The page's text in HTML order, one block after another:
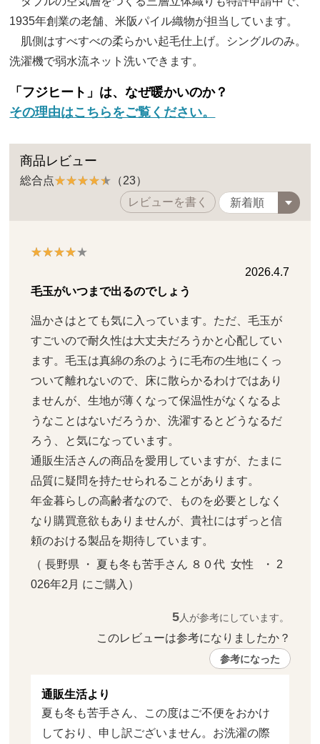
1935年創業の老舗、米阪パイル織物が担当しています。
肌側はすべすべの柔らかい起毛仕上げ。シングルのみ。
洗濯機で弱水流ネット洗いできます。
「フジヒート」は、なぜ暖かいのか？
その理由はこちらをご覧ください。
商品レビュー
総合点
（23）
レビューを書く
2026.4.7
毛玉がいつまで出るのでしょう
温かさはとても気に入っています。ただ、毛玉が
すごいので耐久性は大丈夫だろうかと心配してい
ます。毛玉は真綿の糸のように毛布の生地にくっ
ついて離れないので、床に散らかるわけではあり
ませんが、生地が薄くなって保温性がなくなるよ
うなことはないだろうか、洗濯するとどうなるだ
ろう、と気になっています。
通販生活さんの商品を愛用していますが、たまに
品質に疑問を持たせられることがあります。
年金暮らしの高齢者なので、ものを必要としなく
なり購買意欲もありませんが、貴社にはずっと信
頼のおける製品を期待しています。
（ 長野県 ・ 夏も冬も苦手さん ８０代  女性   ・ 2
026年2月 にご購入）
5人が参考にしています。
このレビューは参考になりましたか？
参考になった
通販生活より
夏も冬も苦手さん、この度はご不便をおかけ
しており、申し訳ございません。お洗濯の際